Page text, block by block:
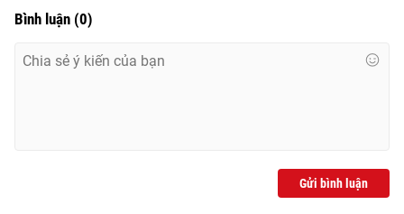
thuận bằng văn bản. Ghi rõ nguồn VTV.vn khi phát hành lại
thông tin từ website này.
Bình luận (0)
Gửi bình luận